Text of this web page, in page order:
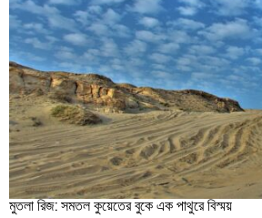
মুতলা রিজ: সমতল কুয়েতের বুকে এক পাথুরে বিস্ময়